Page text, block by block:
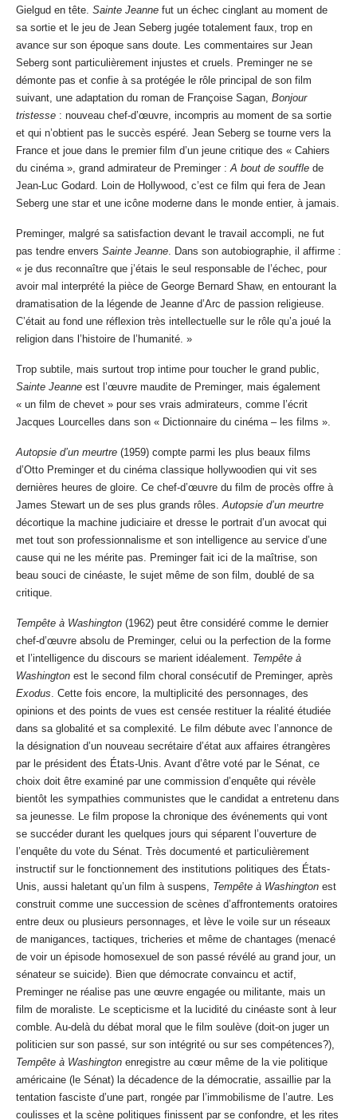
Gielgud en tête. Sainte Jeanne fut un échec cinglant au moment de
sa sortie et le jeu de Jean Seberg jugée totalement faux, trop en
avance sur son époque sans doute. Les commentaires sur Jean
Seberg sont particulièrement injustes et cruels. Preminger ne se
démonte pas et confie à sa protégée le rôle principal de son film
suivant, une adaptation du roman de Françoise Sagan, Bonjour
tristesse : nouveau chef-d’œuvre, incompris au moment de sa sortie
et qui n’obtient pas le succès espéré. Jean Seberg se tourne vers la
France et joue dans le premier film d’un jeune critique des « Cahiers
du cinéma », grand admirateur de Preminger :A bout de souffle de
Jean-Luc Godard. Loin de Hollywood, c’est ce film qui fera de Jean
Seberg une star et une icône moderne dans le monde entier, à jamais.
Preminger, malgré sa satisfaction devant le travail accompli, ne fut
pas tendre envers Sainte Jeanne. Dans son autobiographie, il affirme :
« je dus reconnaître que j’étais le seul responsable de l’échec, pour
avoir mal interprété la pièce de George Bernard Shaw, en entourant la
dramatisation de la légende de Jeanne d’Arc de passion religieuse.
C’était au fond une réflexion très intellectuelle sur le rôle qu’a joué la
religion dans l’histoire de l’humanité. »
Trop subtile, mais surtout trop intime pour toucher le grand public,
Sainte Jeanne est l’œuvre maudite de Preminger, mais également
« un film de chevet » pour ses vrais admirateurs, comme l’écrit
Jacques Lourcelles dans son « Dictionnaire du cinéma – les films ».
Autopsie d’un meurtre (1959) compte parmi les plus beaux films
d’Otto Preminger et du cinéma classique hollywoodien qui vit ses
dernières heures de gloire. Ce chef-d’œuvre du film de procès offre à
James Stewart un de ses plus grands rôles.Autopsie d’un meurtre
décortique la machine judiciaire et dresse le portrait d’un avocat qui
met tout son professionnalisme et son intelligence au service d’une
cause qui ne les mérite pas. Preminger fait ici de la maîtrise, son
beau souci de cinéaste, le sujet même de son film, doublé de sa
critique.
Tempête à Washington (1962) peut être considéré comme le dernier
chef-d’œuvre absolu de Preminger, celui ou la perfection de la forme
et l’intelligence du discours se marient idéalement. Tempête à
Washington est le second film choral consécutif de Preminger, après
Exodus. Cette fois encore, la multiplicité des personnages, des
opinions et des points de vues est censée restituer la réalité étudiée
dans sa globalité et sa complexité. Le film débute avec l’annonce de
la désignation d’un nouveau secrétaire d’état aux affaires étrangères
par le président des États-Unis. Avant d’être voté par le Sénat, ce
choix doit être examiné par une commission d’enquête qui révèle
bientôt les sympathies communistes que le candidat a entretenu dans
sa jeunesse. Le film propose la chronique des événements qui vont
se succéder durant les quelques jours qui séparent l’ouverture de
l’enquête du vote du Sénat. Très documenté et particulièrement
instructif sur le fonctionnement des institutions politiques des États-
Unis, aussi haletant qu’un film à suspens, Tempête à Washington est
construit comme une succession de scènes d’affrontements oratoires
entre deux ou plusieurs personnages, et lève le voile sur un réseaux
de manigances, tactiques, tricheries et même de chantages (menacé
de voir un épisode homosexuel de son passé révélé au grand jour, un
sénateur se suicide). Bien que démocrate convaincu et actif,
Preminger ne réalise pas une œuvre engagée ou militante, mais un
film de moraliste. Le scepticisme et la lucidité du cinéaste sont à leur
comble. Au-delà du débat moral que le film soulève (doit-on juger un
politicien sur son passé, sur son intégrité ou sur ses compétences?),
Tempête à Washington enregistre au cœur même de la vie politique
américaine (le Sénat) la décadence de la démocratie, assaillie par la
tentation fasciste d’une part, rongée par l’immobilisme de l’autre. Les
coulisses et la scène politiques finissent par se confondre, et les rites